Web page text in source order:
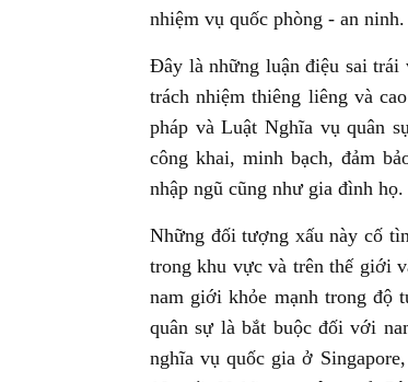
nhiệm vụ quốc phòng - an ninh.
Đây là những luận điệu sai trái
trách nhiệm thiêng liêng và
pháp và Luật Nghĩa vụ quân
công khai, minh bạch, đảm
nhập ngũ cũng như gia đình họ.
Những đối tượng xấu này cố
trong khu vực và trên thế giới
nam giới khỏe mạnh trong độ
quân sự là bắt buộc đối với
nghĩa vụ quốc gia ở